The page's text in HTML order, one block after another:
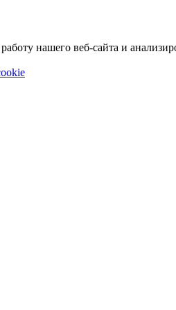
нашего веб-сайта и